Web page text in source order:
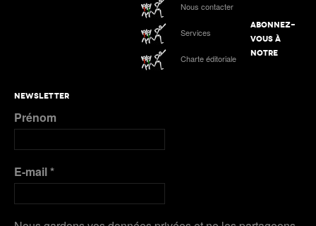
Nous contacter
Services
Charte éditoriale
ABONNEZ-
VOUS À
NOTRE
NEWSLETTER
Prénom
E-mail*